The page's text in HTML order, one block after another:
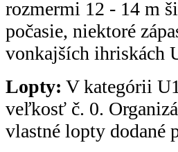
rozmermi 12 - 14 m
počasie, niektoré
vonkajších ihriskách
Lopty: V kategórii
veľkosť č. 0.
vlastné lopty dodané